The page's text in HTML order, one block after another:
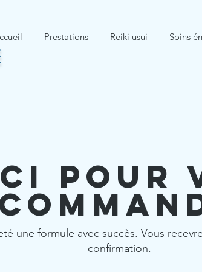
Prestations Reiki usui Soins
pour
une formule avec succès. Vous
confirmation.